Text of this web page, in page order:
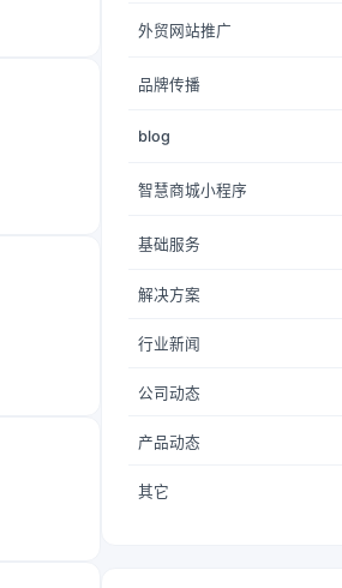
外贸网站推广
品牌传播
blog
智慧商城小程序
基础服务
解决方案
行业新闻
公司动态
产品动态
其它